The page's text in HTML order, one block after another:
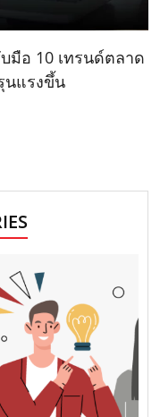
มือ 10 เทรนด์ตลาด
นแรงขึ้น